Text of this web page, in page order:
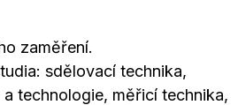
zaměření.
sdělovací technika,
technologie, měřicí technika,